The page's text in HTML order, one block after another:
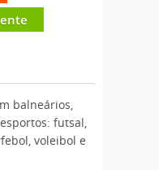
balneários,
futsal,
voleibol e